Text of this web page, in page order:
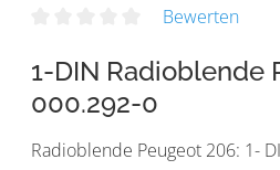
Bewerten
1-DIN Radioblende
000.292-0
Radioblende Peugeot 206: 1-